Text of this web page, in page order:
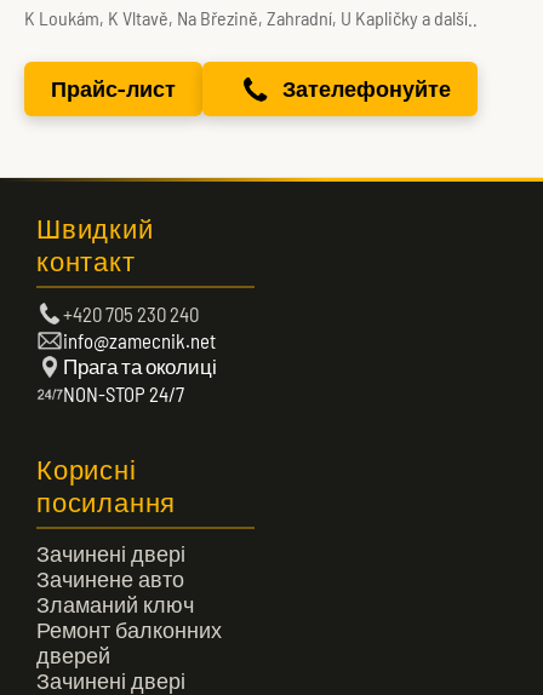
K Loukám, K Vltavě, Na Březině, Zahradní, U Kapličky a další..
Прайс-лист Зателефонуйте
Швидкий
контакт
+420 705 230 240
info@zamecnik.net
Прага та околиці
NON-STOP 24/7
Корисні
посилання
Зачинені двері
Зачинене авто
Зламаний ключ
Ремонт балконних
дверей
Зачинені двері